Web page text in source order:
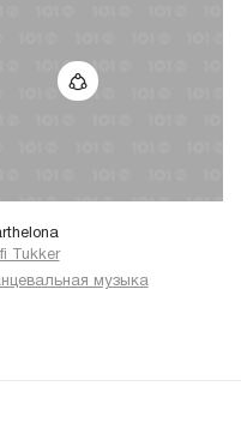
Tukker
музыка